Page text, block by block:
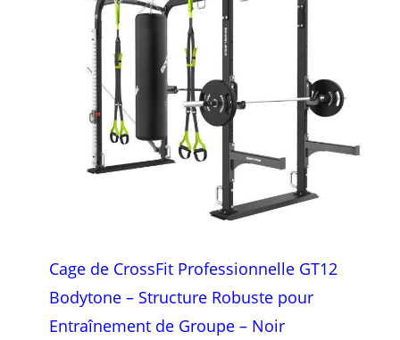
Cage de CrossFit Professionnelle GT12
Bodytone – Structure Robuste pour
Entraînement de Groupe – Noir